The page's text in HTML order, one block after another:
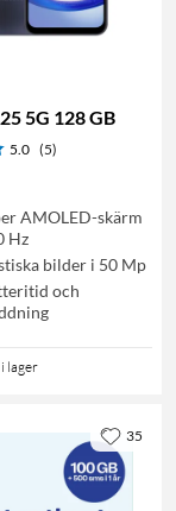
5G 128 GB
5.0 (5)
AMOLED-skärm
Hz
bilder i 50 Mp
och
i lager
35